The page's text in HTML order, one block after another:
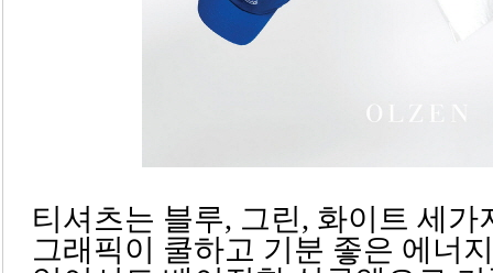
티셔츠는 블루, 그린, 화이트 세
그래픽이 쿨하고 기분 좋은 에너